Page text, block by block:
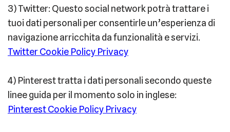
3) Twitter: Questo social network potrà trattare i
tuoi dati personali per consentirle un’esperienza di
navigazione arricchita da funzionalità e servizi.
Twitter Cookie Policy Privacy
4) Pinterest tratta i dati personali secondo queste
linee guida per il momento solo in inglese:
Pinterest Cookie Policy Privacy